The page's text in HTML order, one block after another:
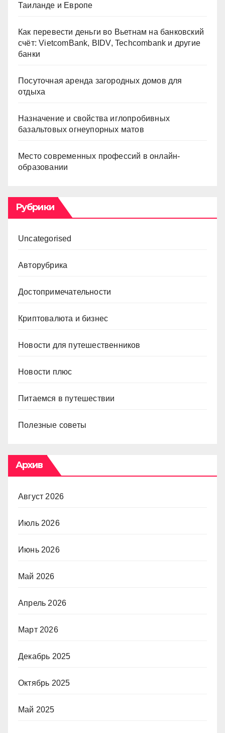
Таиланде и Европе
Как перевести деньги во Вьетнам на банковский
счёт: VietcomBank, BIDV, Techcombank и другие
банки
Посуточная аренда загородных домов для
отдыха
Назначение и свойства иглопробивных
базальтовых огнеупорных матов
Место современных профессий в онлайн-
образовании
Рубрики
Uncategorised
Авторубрика
Достопримечательности
Криптовалюта и бизнес
Новости для путешественников
Новости плюс
Питаемся в путешествии
Полезные советы
Архив
Август 2026
Июль 2026
Июнь 2026
Май 2026
Апрель 2026
Март 2026
Декабрь 2025
Октябрь 2025
Май 2025